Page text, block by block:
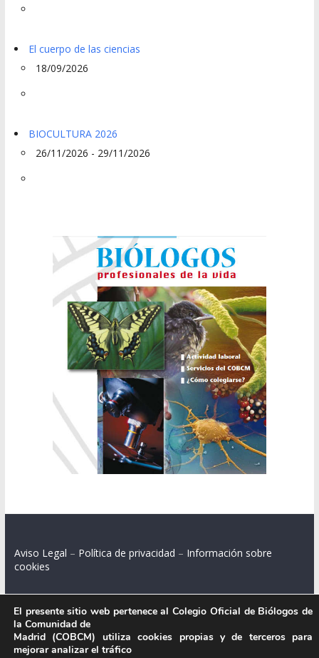
El cuerpo de las ciencias
18/09/2026
BIOCULTURA 2026
26/11/2026 - 29/11/2026
Aviso Legal – Política de privacidad – Información sobre
cookies
Colegio Oficial de Biólogos de la Comunidad de Madrid.
El presente sitio web pertenece al Colegio Oficial de Biólogos de
la Comunidad de
Madrid (COBCM) utiliza cookies propias y de terceros para
mejorar analizar el tráfico